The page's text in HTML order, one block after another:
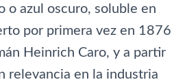
o azul oscuro, soluble en
por primera vez en 1876
Heinrich Caro, y a partir
relevancia en la industria